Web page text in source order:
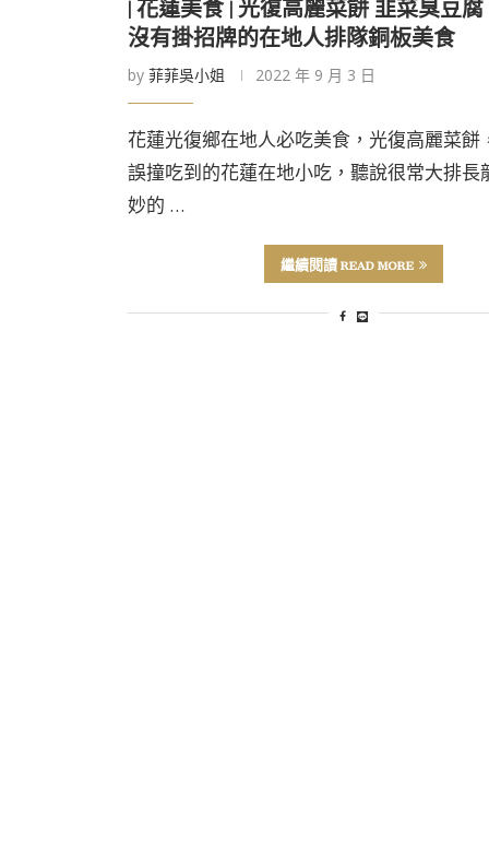
沒有掛招牌的在地人排隊銅板美食
by 菲菲吳小姐 2022 年 9 月 3 日
花蓮光復鄉在地人必吃美食，光復高麗菜餅
誤撞吃到的花蓮在地小吃，聽說很常大排長
妙的 …
繼續閱讀 READ MORE